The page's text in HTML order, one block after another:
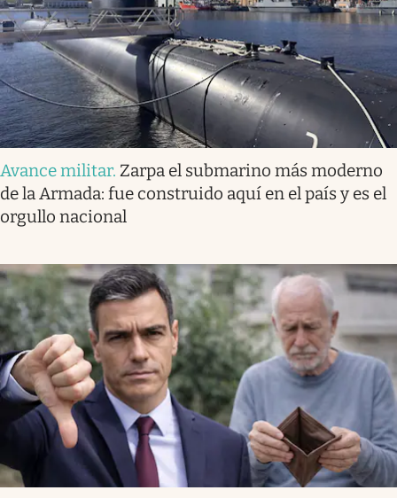
Avance militar. Zarpa el submarino más moderno
de la Armada: fue construido aquí en el país y es el
orgullo nacional